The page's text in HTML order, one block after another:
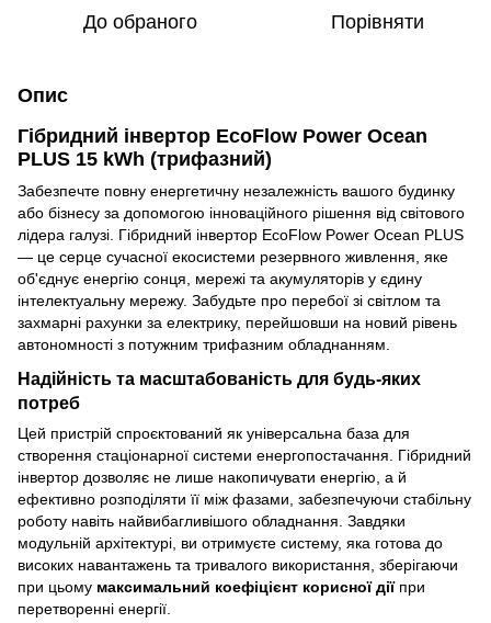
До обраного Порівняти
Опис
Гібридний інвертор EcoFlow Power Ocean
PLUS 15 kWh (трифазний)
Забезпечте повну енергетичну незалежність вашого будинку
або бізнесу за допомогою інноваційного рішення від світового
лідера галузі. Гібридний інвертор EcoFlow Power Ocean PLUS
— це серце сучасної екосистеми резервного живлення, яке
об'єднує енергію сонця, мережі та акумуляторів у єдину
інтелектуальну мережу. Забудьте про перебої зі світлом та
захмарні рахунки за електрику, перейшовши на новий рівень
автономності з потужним трифазним обладнанням.
Надійність та масштабованість для будь-яких
потреб
Цей пристрій спроєктований як універсальна база для
створення стаціонарної системи енергопостачання. Гібридний
інвертор дозволяє не лише накопичувати енергію, а й
ефективно розподіляти її між фазами, забезпечуючи стабільну
роботу навіть найвибагливішого обладнання. Завдяки
модульній архітектурі, ви отримуєте систему, яка готова до
високих навантажень та тривалого використання, зберігаючи
при цьому максимальний коефіцієнт корисної діїпри
перетворенні енергії.